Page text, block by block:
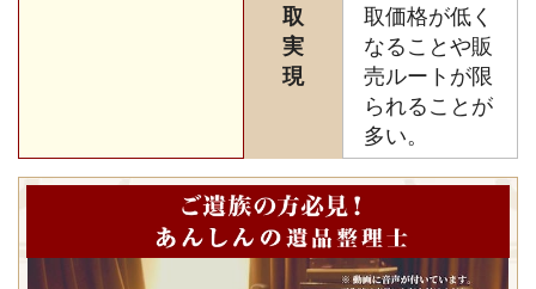
取
実
現
取価格が低く
なることや販
売ルートが限
られることが
多い。